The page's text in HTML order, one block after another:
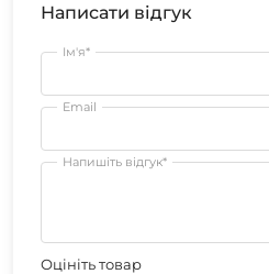
Написати відгук
Ім'я*
Email
Напишіть відгук*
Оцініть товар